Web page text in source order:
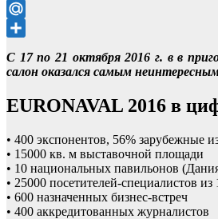
Odnoklassniki
Mail.Ru
С 17 по 21 октября 2016 г. в в
салон оказался самым
EURONAVAL 2016 в
• 400 экспонентов, 56% зарубежные
• 15000 кв. м выставочной площади
• 10 национальных павильонов
• 25000 посетителей-специалистов из
• 600 назначенных бизнес-встреч
• 400 аккредитованных журналистов